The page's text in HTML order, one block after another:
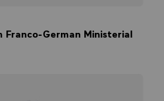
German Ministerial